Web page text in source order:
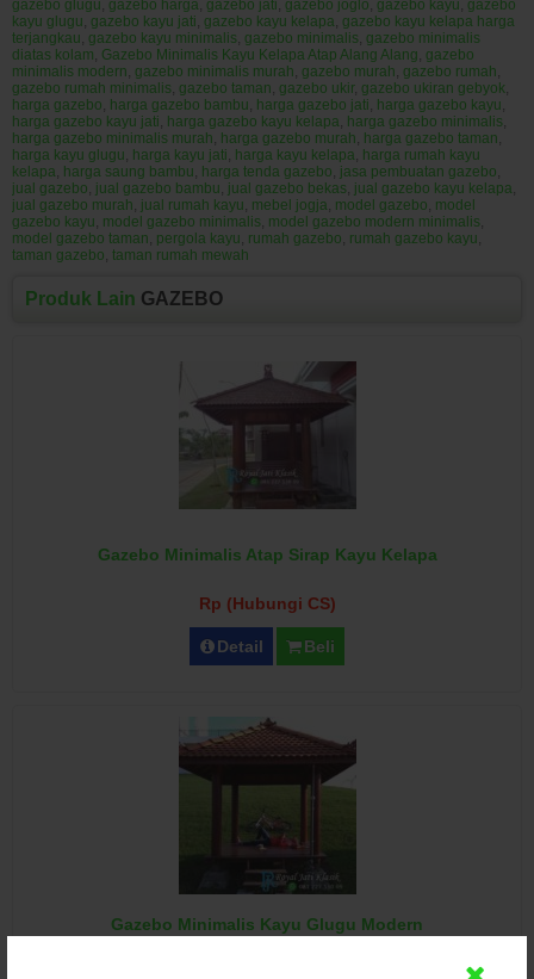
gazebo glugu, gazebo harga, gazebo jati, gazebo joglo, gazebo kayu, gazebo
kayu glugu, gazebo kayu jati, gazebo kayu kelapa, gazebo kayu kelapa harga
terjangkau, gazebo kayu minimalis, gazebo minimalis, gazebo minimalis
diatas kolam, Gazebo Minimalis Kayu Kelapa Atap Alang Alang, gazebo
minimalis modern, gazebo minimalis murah, gazebo murah, gazebo rumah,
gazebo rumah minimalis, gazebo taman, gazebo ukir, gazebo ukiran gebyok,
harga gazebo, harga gazebo bambu, harga gazebo jati, harga gazebo kayu,
harga gazebo kayu jati, harga gazebo kayu kelapa, harga gazebo minimalis,
harga gazebo minimalis murah, harga gazebo murah, harga gazebo taman,
harga kayu glugu, harga kayu jati, harga kayu kelapa, harga rumah kayu
kelapa, harga saung bambu, harga tenda gazebo, jasa pembuatan gazebo,
jual gazebo, jual gazebo bambu, jual gazebo bekas, jual gazebo kayu kelapa,
jual gazebo murah, jual rumah kayu, mebel jogja, model gazebo, model
gazebo kayu, model gazebo minimalis, model gazebo modern minimalis,
model gazebo taman, pergola kayu, rumah gazebo, rumah gazebo kayu,
taman gazebo, taman rumah mewah
Produk Lain GAZEBO
Gazebo Minimalis Atap Sirap Kayu Kelapa
Rp (Hubungi CS)
Detail Beli
Gazebo Minimalis Kayu Glugu Modern